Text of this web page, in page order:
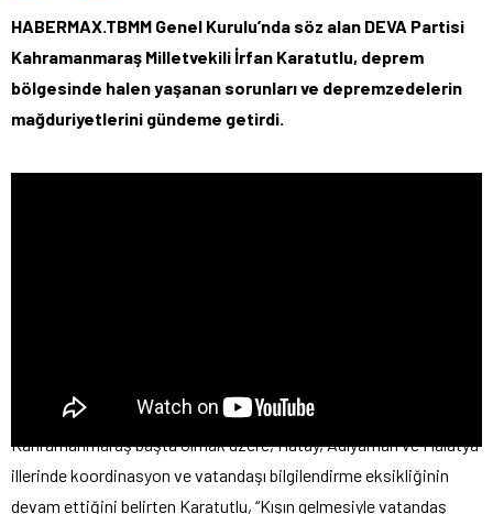
HABERMAX.TBMM Genel Kurulu’nda söz alan DEVA Partisi
Kahramanmaraş Milletvekili İrfan Karatutlu, deprem
bölgesinde halen yaşanan sorunları ve depremzedelerin
mağduriyetlerini gündeme getirdi.
Kahramanmaraş başta olmak üzere, Hatay, Adıyaman ve Malatya
illerinde koordinasyon ve vatandaşı bilgilendirme eksikliğinin
devam ettiğini belirten Karatutlu, “Kışın gelmesiyle vatandaş